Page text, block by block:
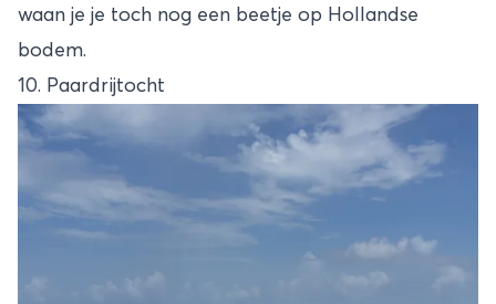
waan je je toch nog een beetje op Hollandse
bodem.
10. Paardrijtocht